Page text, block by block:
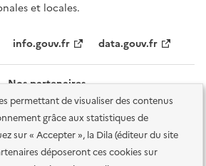
permettant de visualiser des contenus
grâce aux statistiques de
sur « Accepter », la Dila (éditeur du site
déposeront ces cookies sur
et locales.
info.gouv.fr data.gouv.fr
Nos partenaires